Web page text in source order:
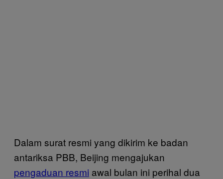
Dalam surat resmi yang dikirim ke badan
antariksa PBB, Beijing mengajukan
pengaduan resmi awal bulan ini perihal dua